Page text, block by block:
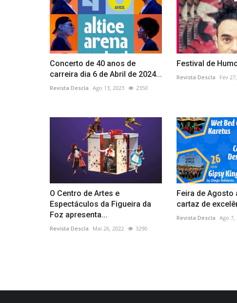
Concerto de 40 anos de
carreira dia 6 de Abril de 2024...
Revista Descla Ago 13, 2023 2350
Festival de
Revista Descla Fev
O Centro de Artes e
Espectáculos da Figueira da
Foz apresenta...
Revista Descla Mai 26, 2022 3290
Feira de Agosto
cartaz de
Revista Descla Ago 7,